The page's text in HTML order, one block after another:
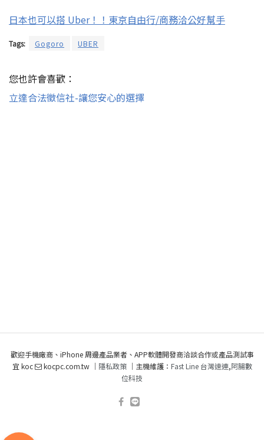
日本也可以搭 Uber！！東京自由行/商務洽公好幫手
Tags: Gogoro UBER
您也許會喜歡：
立達合法徵信社-讓您安心的選擇
歡迎手機廠商、iPhone 周邊產品業者、APP軟體開發商洽談合作或產品測試事
宜 koc
kocpc.com.tw ｜ 隱私政策｜主機維護： Fast Line 台灣速連,阿腸數
位科技